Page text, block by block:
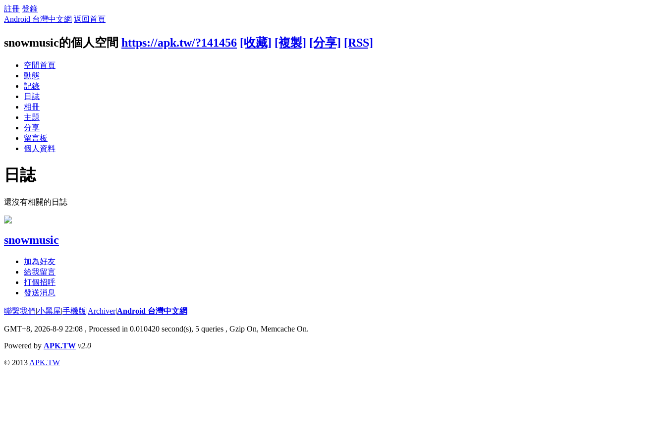
註冊 登錄
Android 台灣中文網 返回首頁
snowmusic的個人空間 https://apk.tw/?141456 [收藏] [複製] [分享] [RSS]
空間首頁
動態
記錄
日誌
相冊
主題
分享
留言板
個人資料
日誌
還沒有相關的日誌
snowmusic
加為好友
給我留言
打個招呼
發送消息
聯繫我們|小黑屋|手機版|Archiver|Android 台灣中文網
GMT+8, 2026-8-9 22:08 , Processed in 0.010420 second(s), 5 queries , Gzip On, Memcache On.
Powered by APK.TW v2.0
© 2013 APK.TW